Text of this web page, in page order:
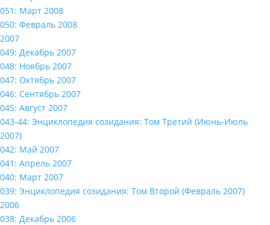
051: Март 2008
050: Февраль 2008
2007
049: Декабрь 2007
048: Ноябрь 2007
047: Октябрь 2007
046: Сентябрь 2007
045: Август 2007
043-44: Энциклопедия созидания: Том Третий (Июнь-Июль
2007)
042: Май 2007
041: Апрель 2007
040: Март 2007
039: Энциклопедия созидания: Том Второй (Февраль 2007)
2006
038: Декабрь 2006